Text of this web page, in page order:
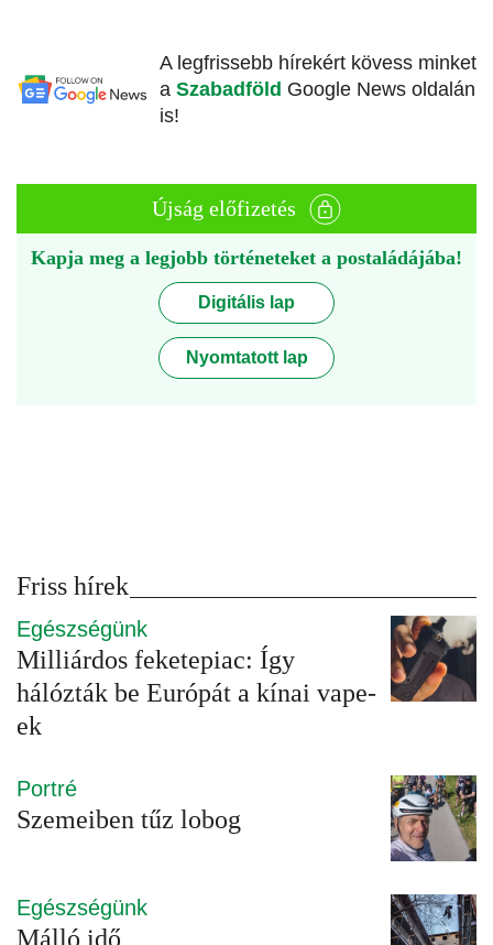
A legfrissebb hírekért kövess minket
a Szabadföld Google News oldalán
is!
Újság előfizetés
Kapja meg a legjobb történeteket a postaládájába!
Digitális lap
Nyomtatott lap
Friss hírek
Egészségünk
Milliárdos feketepiac: Így
hálózták be Európát a kínai vape-
ek
Portré
Szemeiben tűz lobog
Egészségünk
Málló idő